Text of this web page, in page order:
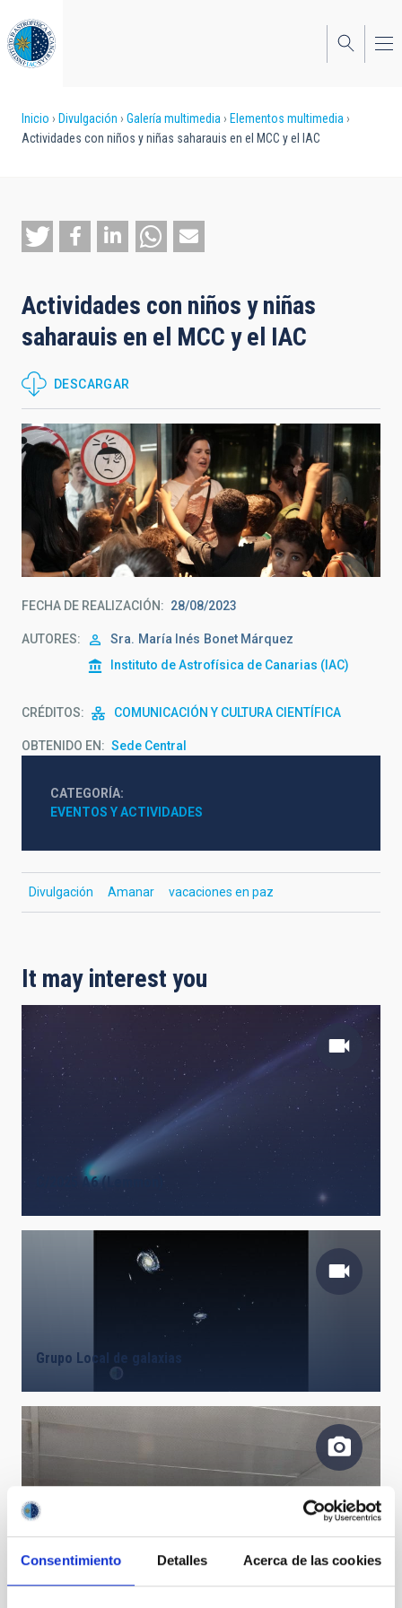
Consentimiento Detalles Acerca de las cookies
al
contenido
principal
Sobrescribir
ayuda
a
navegación
Inicio Divulgación Galería multimedia
Elementos multimedia
Actividades con niños y niñas saharauis en el MCC y el IAC
Actividades con niños y niñas
saharauis en el MCC y el IAC
DESCARGAR
FECHA DE REALIZACIÓN 28/08/2023
AUTORES Sra. María Inés Bonet Márquez
Instituto de Astrofísica de Canarias (IAC)
CRÉDITOS COMUNICACIÓN Y CULTURA CIENTÍFICA
OBTENIDO EN Sede Central
CATEGORÍA
EVENTOS Y ACTIVIDADES
Divulgación Amanar vacaciones en paz
It may interest you
C/2025 A6 (Lemmon)
Grupo Local de galaxias